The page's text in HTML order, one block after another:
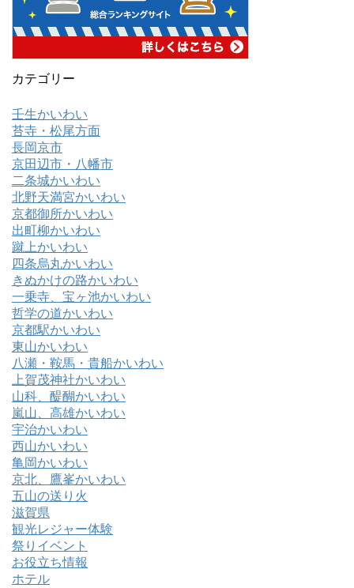
カテゴリー
壬生かいわい
苔寺・松尾方面
長岡京市
京田辺市・八幡市
二条城かいわい
北野天満宮かいわい
京都御所かいわい
出町柳かいわい
蹴上かいわい
四条烏丸かいわい
きぬかけの路かいわい
一乗寺、宝ヶ池かいわい
哲学の道かいわい
京都駅かいわい
東山かいわい
八瀬・鞍馬・貴船かいわい
上賀茂神社かいわい
山科、醍醐かいわい
嵐山、高雄かいわい
宇治かいわい
西山かいわい
亀岡かいわい
京北、鷹峯かいわい
五山の送り火
滋賀県
観光レジャー体験
祭りイベント
お役立ち情報
ホテル